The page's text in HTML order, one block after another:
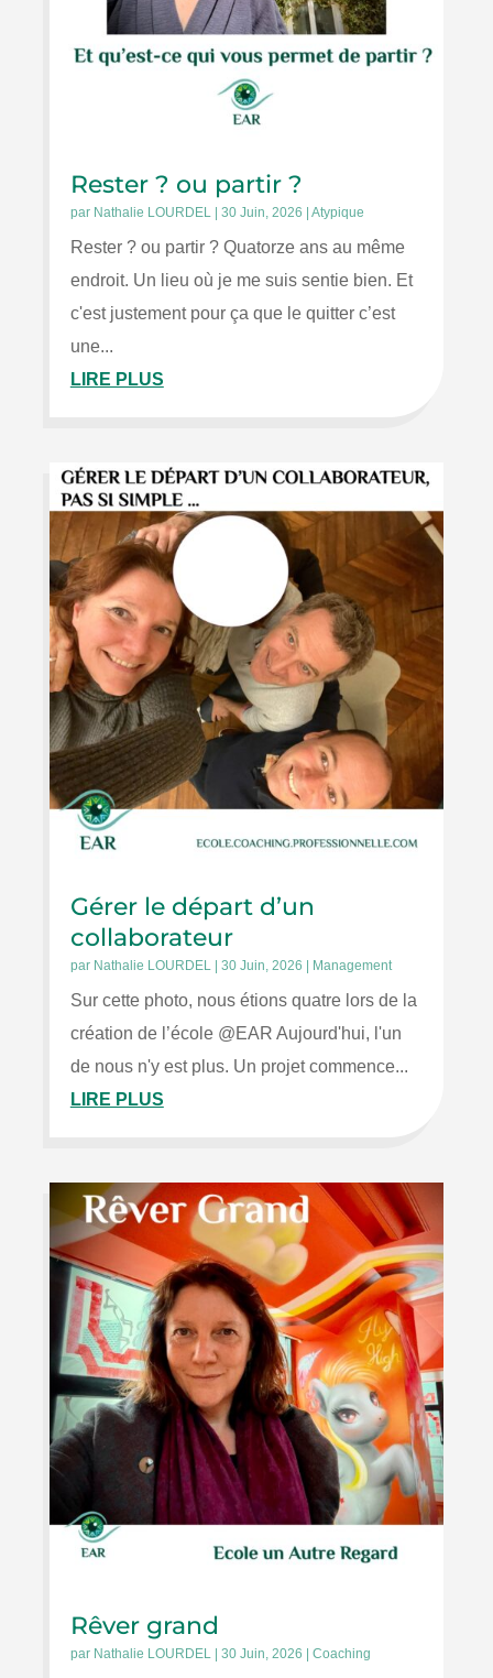
Rester ? ou partir ?
par Nathalie LOURDEL| 30 Juin, 2026 Atypique
Rester ? ou partir ? Quatorze ans au même
endroit. Un lieu où je me suis sentie bien. Et
c'est justement pour ça que le quitter c’est
une...
LIRE PLUS
Gérer le départ d’un
collaborateur
par Nathalie LOURDEL | 30 Juin, 2026 | Management
Sur cette photo, nous étions quatre lors de la
création de l’école @EAR Aujourd'hui, l'un
de nous n'y est plus. Un projet commence...
LIRE PLUS
Rêver grand
par Nathalie LOURDEL| 30 Juin, 2026 Coaching